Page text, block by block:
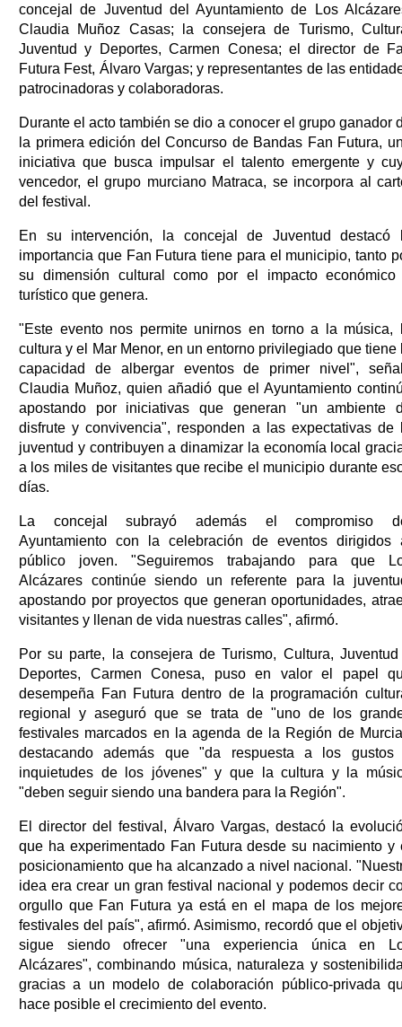
concejal de Juventud del Ayuntamiento de Los
Claudia Muñoz Casas; la consejera de Turismo,
Juventud y Deportes, Carmen Conesa; el director de
Futura Fest, Álvaro Vargas; y representantes de las
patrocinadoras y colaboradoras.
Durante el acto también se dio a conocer el grupo ganador
la primera edición del Concurso de Bandas Fan Futura,
iniciativa que busca impulsar el talento emergente y
vencedor, el grupo murciano Matraca, se incorpora al
del festival.
En su intervención, la concejal de Juventud destacó
importancia que Fan Futura tiene para el municipio, tanto
su dimensión cultural como por el impacto económico
turístico que genera.
"Este evento nos permite unirnos en torno a la música,
cultura y el Mar Menor, en un entorno privilegiado que tiene
capacidad de albergar eventos de primer nivel",
Claudia Muñoz, quien añadió que el Ayuntamiento
apostando por iniciativas que generan "un ambiente
disfrute y convivencia", responden a las expectativas de
juventud y contribuyen a dinamizar la economía local
a los miles de visitantes que recibe el municipio durante
días.
La concejal subrayó además el compromiso
Ayuntamiento con la celebración de eventos dirigidos
público joven. "Seguiremos trabajando para que
Alcázares continúe siendo un referente para la
apostando por proyectos que generan oportunidades,
visitantes y llenan de vida nuestras calles", afirmó.
Por su parte, la consejera de Turismo, Cultura,
Deportes, Carmen Conesa, puso en valor el papel
desempeña Fan Futura dentro de la programación
regional y aseguró que se trata de "uno de los
festivales marcados en la agenda de la Región de
destacando además que "da respuesta a los gustos
inquietudes de los jóvenes" y que la cultura y la
"deben seguir siendo una bandera para la Región".
El director del festival, Álvaro Vargas, destacó la
que ha experimentado Fan Futura desde su nacimiento y
posicionamiento que ha alcanzado a nivel nacional.
idea era crear un gran festival nacional y podemos decir
orgullo que Fan Futura ya está en el mapa de los
festivales del país", afirmó. Asimismo, recordó que el
sigue siendo ofrecer "una experiencia única en
Alcázares", combinando música, naturaleza y
gracias a un modelo de colaboración público-privada
hace posible el crecimiento del evento.